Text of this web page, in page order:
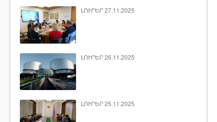
ԼՈՒՐԵՐ 27.11.2025
ԼՈՒՐԵՐ 26.11.2025
ԼՈՒՐԵՐ 25.11.2025